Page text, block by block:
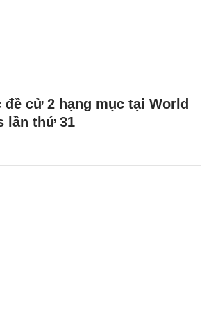
đề cử 2 hạng mục tại World
lần thứ 31